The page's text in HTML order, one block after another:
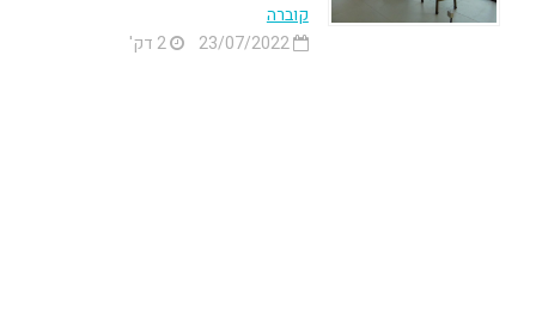
קוברה
23/07/2022
2 דק'